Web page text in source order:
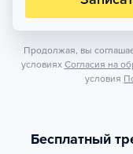
Продолжая, вы
условиях Согласия на
условия
Бесплатный